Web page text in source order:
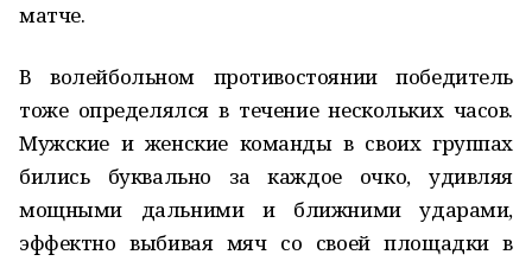
матче.
В волейбольном противостоянии победитель
тоже определялся в течение нескольких часов.
Мужские и женские команды в своих группах
бились буквально за каждое очко, удивляя
мощными дальними и ближними ударами,
эффектно выбивая мяч со своей площадки в